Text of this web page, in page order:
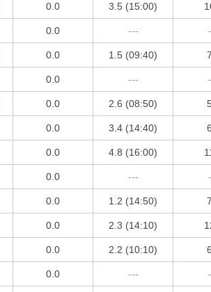
0.0 3.5 (15:00)
0.0 ---
0.0 1.5 (09:40)
0.0 ---
0.0 2.6 (08:50)
0.0 3.4 (14:40)
0.0 4.8 (16:00)
0.0 ---
0.0 1.2 (14:50)
0.0 2.3 (14:10)
0.0 2.2 (10:10)
0.0 ---